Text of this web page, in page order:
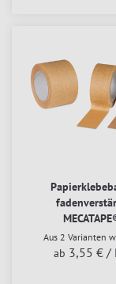
Aus 2 Varianten
ab 3,55 € /